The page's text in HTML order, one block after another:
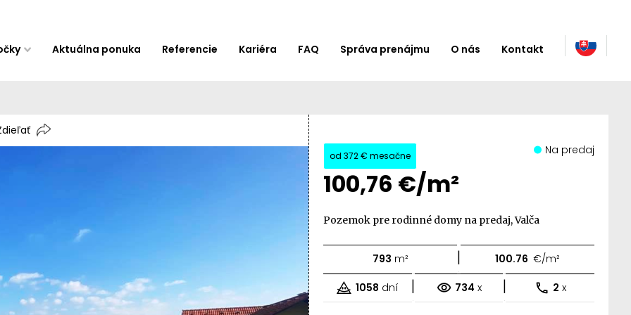
Aktuálna ponuka Referencie Kariéra FAQ Správa prenájmu O nás Kontakt
od 372 € mesačne
100,76 €/m²
Na predaj
Pozemok pre rodinné domy na predaj, Valča
793 m² | 100.76 €/m²
1058 dní | 734 x | 2 x